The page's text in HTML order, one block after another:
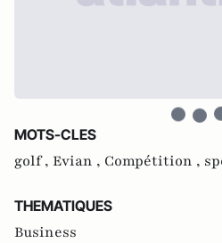
MOTS-CLES
golf , Evian , Compétition ,
THEMATIQUES
Business